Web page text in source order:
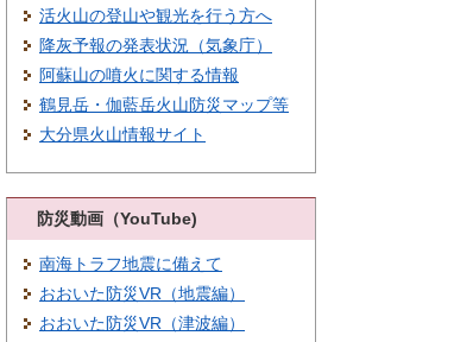
活火山の登山や観光を行う方へ
降灰予報の発表状況（気象庁）
阿蘇山の噴火に関する情報
鶴見岳・伽藍岳火山防災マップ等
大分県火山情報サイト
防災動画（YouTube)
南海トラフ地震に備えて
おおいた防災VR（地震編）
おおいた防災VR（津波編）